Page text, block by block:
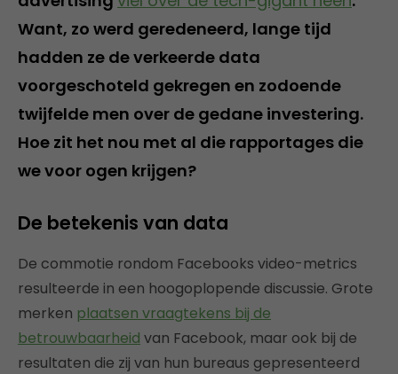
Want, zo werd geredeneerd, lange tijd
hadden ze de verkeerde data
voorgeschoteld gekregen en zodoende
twijfelde men over de gedane investering.
Hoe zit het nou met al die rapportages die
we voor ogen krijgen?
De betekenis van data
De commotie rondom Facebooks video-metrics
resulteerde in een hoogoplopende discussie. Grote
merken plaatsen vraagtekens bij de
betrouwbaarheid van Facebook, maar ook bij de
resultaten die zij van hun bureaus gepresenteerd